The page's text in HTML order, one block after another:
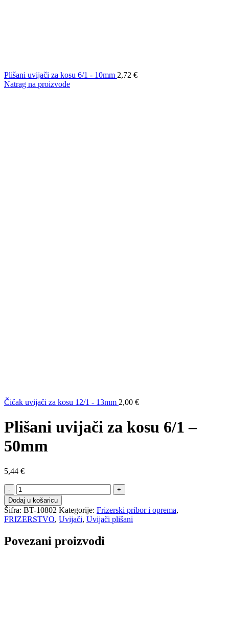
Plišani uvijači za kosu 6/1 - 10mm 2,72 €
Natrag na proizvode
Čičak uvijači za kosu 12/1 - 13mm 2,00 €
Plišani uvijači za kosu 6/1 –
50mm
5,44 €
Plišani
uvijači
za
kosu
6/1
50mm
Dodaj u košaricu
Šifra: BT-10802 Kategorije: Frizerski pribor i oprema,
FRIZERSTVO, Uvijači, Uvijači plišani
Povezani proizvodi